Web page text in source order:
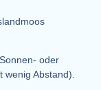
oder
wenig Abstand).